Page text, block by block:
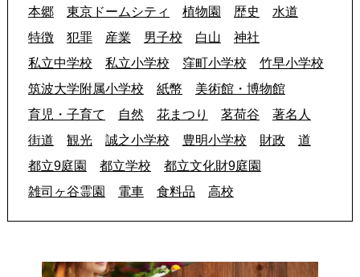
本郷
東京ドームシティ 植物園 歴史
水道
特徴
犯罪 産業 男子校 白山
神社
私立中学校
私立小学校 窪町小学校
竹早小学校
筑波大学附属小学校
紙幣
美術館・博物館
育児・子育て
自然 花まつり 茗荷谷
著名人
街道
観光 誠之小学校 豊明小学校 財政
道
都立9庭園
都立学校
都立文化財9庭園
雑司ヶ谷霊園
電車 食料品 高校